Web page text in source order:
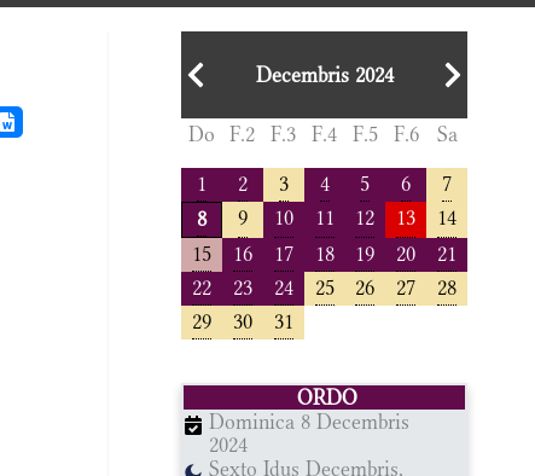
Decembris 2024
Do F.2 F.3 F.4 F.5 F.6 Sa
1 2 3 4 5 6
7
8
9 10 11 12 13
14
15
16 17 18 19 20
21
22
23 24 25 26 27
28
29
30 31
ORDO
Dominica 8 Decembris
2024
Sexto Idus Decembris,